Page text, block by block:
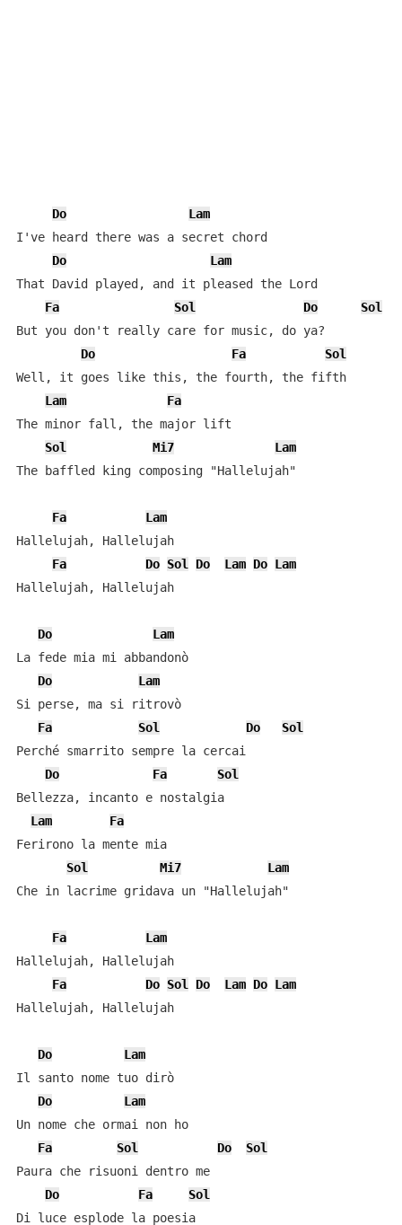
Do
Lam
I've heard there was a secret chord
Do
Lam
That David played, and it pleased the Lord
Fa
Sol Do
Sol
But you don't really care for music, do ya?
Do
Fa
Sol
Well, it goes like this, the fourth, the fifth
Lam
Fa
The minor fall, the major lift
Sol
Mi7
Lam
The baffled king composing "Hallelujah"
Fa
Lam
Hallelujah, Hallelujah
Fa
Do Sol Do Lam Do Lam
Hallelujah, Hallelujah
Do
Lam
La fede mia mi abbandonò
Do
Lam
Si perse, ma si ritrovò
Fa
Sol Do
Sol
Perché smarrito sempre la cercai
Do
Fa
Sol
Bellezza, incanto e nostalgia
Lam
Fa
Ferirono la mente mia
Sol
Mi7
Lam
Che in lacrime gridava un "Hallelujah"
Fa
Lam
Hallelujah, Hallelujah
Fa
Do Sol Do Lam Do Lam
Hallelujah, Hallelujah
Do
Lam
Il santo nome tuo dirò
Do
Lam
Un nome che ormai non ho
Fa
Sol Do
Sol
Paura che risuoni dentro me
Do
Fa
Sol
Di luce esplode la poesia